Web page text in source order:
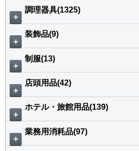
＋
調理器具(1325)
＋
装飾品(9)
＋
制服(13)
＋
店頭用品(42)
＋
ホテル・旅館用品(139)
＋
業務用消耗品(97)